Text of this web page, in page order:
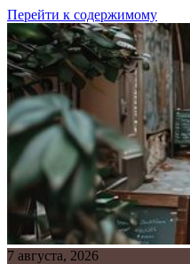
Перейти к содержимому
7 августа, 2026